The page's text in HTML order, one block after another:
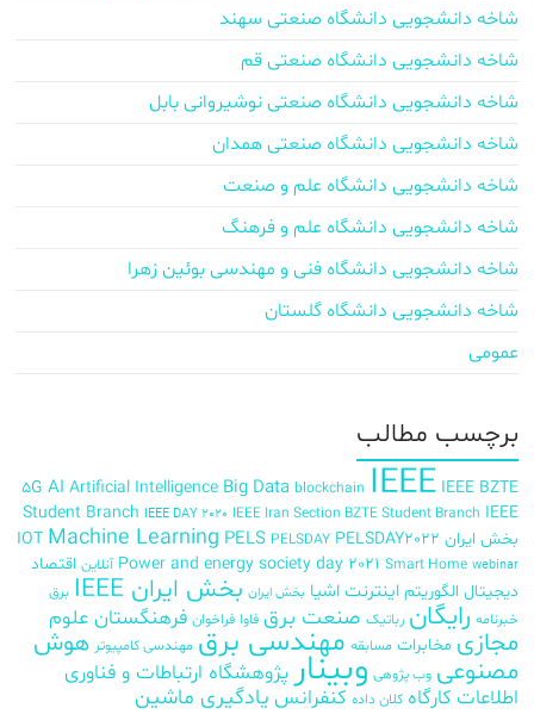
شاخه دانشجویی دانشگاه صنعتی سهند
شاخه دانشجویی دانشگاه صنعتی قم
شاخه دانشجویی دانشگاه صنعتی نوشیروانی بابل
شاخه دانشجویی دانشگاه صنعتی همدان
شاخه دانشجویی دانشگاه علم و صنعت
شاخه دانشجویی دانشگاه علم و فرهنگ
شاخه دانشجویی دانشگاه فنی و مهندسی بوئین زهرا
شاخه دانشجویی دانشگاه گلستان
عمومی
برچسب‌ مطالب
5G AI Artificial Intelligence Big Data blockchain IEEE IEEE BZTE
Student Branch IEEE DAY 2020 IEEE Iran Section BZTE Student Branch IEEE
بخش ایران
IOT Machine Learning PELS PELSDAY PELSDAY2022
Power and energy society day 2021 Smart Home webinar آنلاین اقتصاد
دیجیتال الگوریتم اینترنت اشیا بخش ایران بخش ایران IEEE
برق
خبرنامه رایگان رباتیک صنعت برق فاوا فراخوان فرهنگستان علوم
مجازی مخابرات مسابقه مهندسی برق مهندسی کامپیوتر هوش
مصنوعی وب پژوهی وبینارپژوهشگاه ارتباطات و فناوری
اطلاعات کارگاه کلان داده کنفرانس یادگیری ماشین